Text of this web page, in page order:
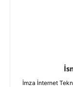
İmza İnternet